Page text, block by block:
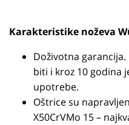
Karakteristike noževa
Doživotna
biti i kroz 10 godina
upotrebe.
Oštrice su
X50CrVMo 15 –